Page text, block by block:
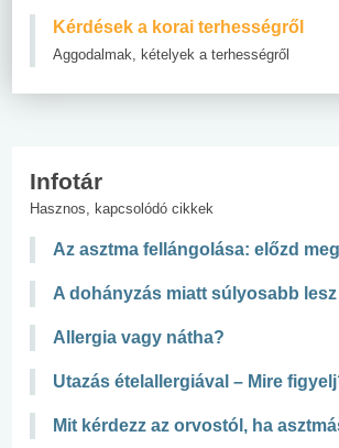
Kérdések a korai terhességről
Aggodalmak, kételyek a terhességről
Infotár
Hasznos, kapcsolódó cikkek
Az asztma fellángolása: előzd
A dohányzás miatt súlyosabb lesz
Allergia vagy nátha?
Utazás ételallergiával – Mire
Mit kérdezz az orvostól, ha